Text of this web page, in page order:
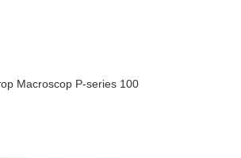
Macroscop P-series 100